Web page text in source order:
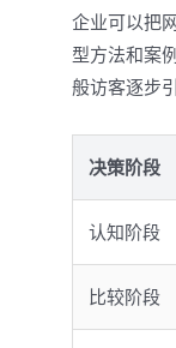
企业可以把
型方法和案
般访客逐步
决策阶段
认知阶段
比较阶段